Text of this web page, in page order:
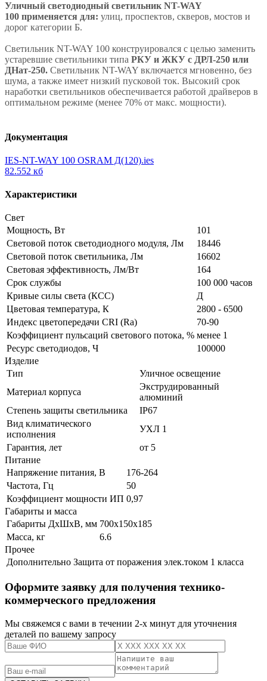
Уличный светодиодный светильник NT-WAY
100 применяется для: улиц, проспектов, скверов, мостов и
дорог категории Б.
Светильник NT-WAY 100 конструировался с целью заменить
устаревшие светильники типа РКУ и ЖКУ с ДРЛ-250 или
ДНат-250. Светильник NT-WAY включается мгновенно, без
шума, а также имеет низкий пусковой ток. Высокий срок
наработки светильников обеспечивается работой драйверов в
оптимальном режиме (менее 70% от макс. мощности).
Документация
IES-NT-WAY 100 OSRAM Д(120).ies
82.552 кб
Характеристики
Свет
Мощность, Вт
101
Световой поток светодиодного модуля, Лм
18446
Световой поток светильника, Лм
16602
Световая эффективность, Лм/Вт
164
Срок службы
100 000 часов
Кривые силы света (КСС)
Д
Цветовая температура, К
2800 - 6500
Индекс цветопередачи CRI (Ra)
70-90
Коэффициент пульсаций светового потока, % менее 1
Ресурс светодиодов, Ч
100000
Изделие
Тип
Уличное освещение
Материал корпуса
Экструдированный
алюминий
Степень защиты светильника
IP67
Вид климатического
исполнения
УХЛ 1
Гарантия, лет
от 5
Питание
Напряжение питания, В
176-264
Частота, Гц
50
Коэффициент мощности ИП 0,97
Габариты и масса
Габариты ДхШхВ, мм 700х150х185
Масса, кг
6.6
Прочее
Дополнительно Защита от поражения элек.током 1 класса
Оформите заявку для получения технико-
коммерческого предложения
Мы свяжемся с вами в течении 2-х минут для уточнения
деталей по вашему запросу